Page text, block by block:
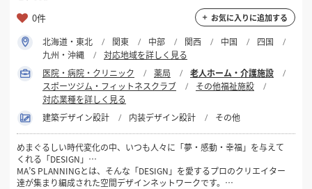
0件 お気に入りに追加する
北海道・東北 関東 中部 関西 中国
四国
九州・沖縄
対応地域を詳しく見る
医院・病院・クリニック
薬局
老人ホーム・介護施設
スポーツジム・フィットネスクラブ
その他福祉施設
対応業種を詳しく見る
建築デザイン設計
内装デザイン設計 その他
めまぐるしい時代変化の中、いつも人々に「夢・感動・幸福」を与えて
くれる「DESIGN」…
MA’S PLANNINGとは、そんな「DESIGN」を愛するプロのクリエイター
達が集まり編成された空間デザインネットワークです。